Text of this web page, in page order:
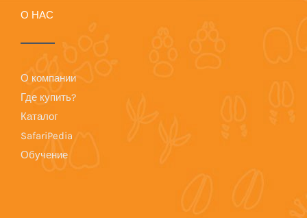
О НАС
О компании
Где купить?
Каталог
SafariPedia
Обучение